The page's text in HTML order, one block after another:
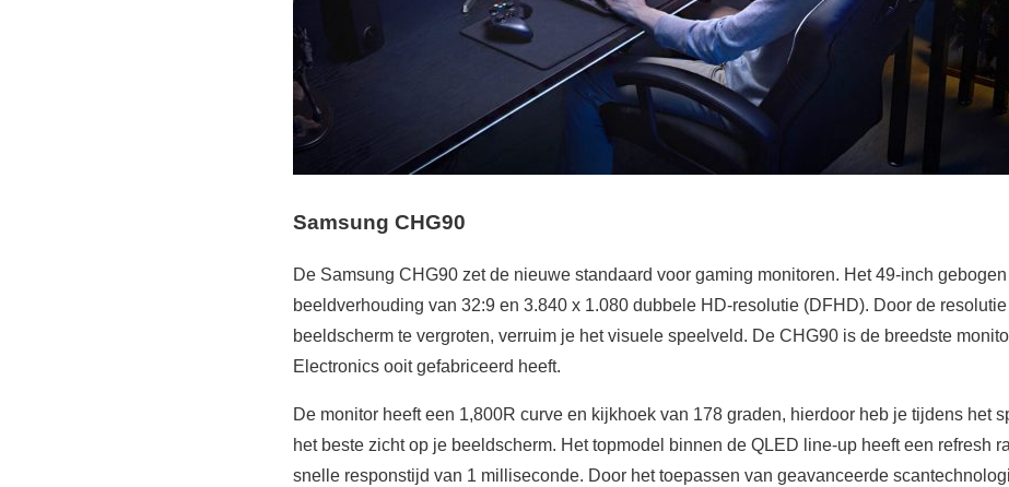
Samsung CHG90
De Samsung CHG90 zet de nieuwe standaard voor gaming monitoren. Het 49-inch
beeldverhouding van 32:9 en 3.840 x 1.080 dubbele HD-resolutie (DFHD). Door de
beeldscherm te vergroten, verruim je het visuele speelveld. De CHG90 is de breedste
Electronics ooit gefabriceerd heeft.
De monitor heeft een 1,800R curve en kijkhoek van 178 graden, hierdoor heb je tijdens het
het beste zicht op je beeldscherm. Het topmodel binnen de QLED line-up heeft een refresh
snelle responstijd van 1 milliseconde. Door het toepassen van geavanceerde